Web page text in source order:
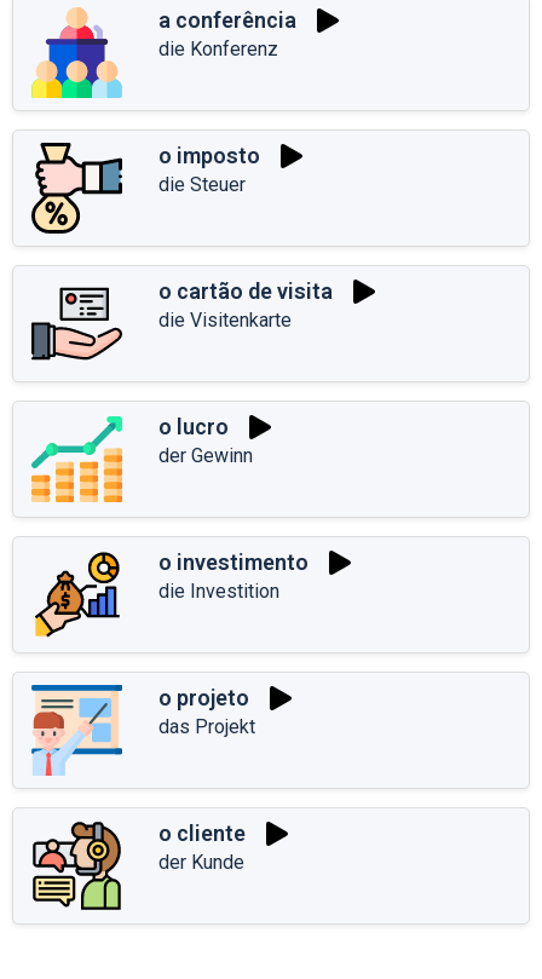
a conferência
die Konferenz
o imposto
die Steuer
o cartão de visita
die Visitenkarte
o lucro
der Gewinn
o investimento
die Investition
o projeto
das Projekt
o cliente
der Kunde